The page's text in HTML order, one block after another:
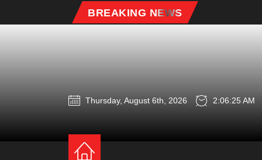
BREAKING NEWS
Thursday, August 6th, 2026 2:06:26 AM